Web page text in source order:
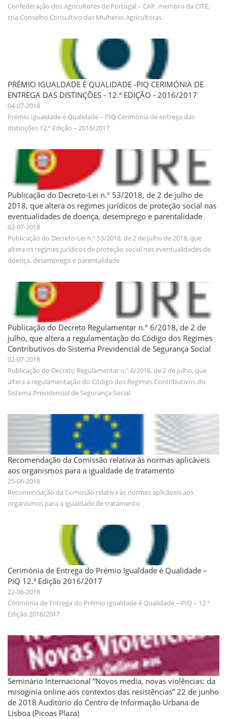
Confederação dos Agricultores de Portugal – CAP, membro da CITE,
cria Conselho Consultivo das Mulheres Agricultoras
PRÉMIO IGUALDADE É QUALIDADE -PIQ CERIMÓNIA DE
ENTREGA DAS DISTINÇÕES - 12.ª EDIÇÃO - 2016/2017
04-07-2018
Prémio Igualdade é Qualidade – PIQ Cerimónia de entrega das
distinções 12.ª Edição – 2016/2017
Publicação do Decreto-Lei n.º 53/2018, de 2 de julho de
2018, que altera os regimes jurídicos de proteção social nas
eventualidades de doença, desemprego e parentalidade
02-07-2018
Publicação do Decreto-Lei n.º 53/2018, de 2 de julho de 2018, que
altera os regimes jurídicos de proteção social nas eventualidades de
doença, desemprego e parentalidade
Publicação do Decreto Regulamentar n.º 6/2018, de 2 de
julho, que altera a regulamentação do Código dos Regimes
Contributivos do Sistema Previdencial de Segurança Social
02-07-2018
Publicação do Decreto Regulamentar n.º 6/2018, de 2 de julho, que
altera a regulamentação do Código dos Regimes Contributivos do
Sistema Previdencial de Segurança Social
Recomendação da Comissão relativa às normas aplicáveis
aos organismos para a igualdade de tratamento
25-06-2018
Recomendação da Comissão relativa às normas aplicáveis aos
organismos para a igualdade de tratamento
Cerimónia de Entrega do Prémio Igualdade é Qualidade –
PIQ 12.ª Edição 2016/2017
22-06-2018
Cerimónia de Entrega do Prémio Igualdade é Qualidade – PIQ – 12.ª
Edição 2016/2017
Seminário Internacional “Novos media, novas violências: da
misoginia online aos contextos das resistências” 22 de junho
de 2018 Auditório do Centro de Informação Urbana de
Lisboa (Picoas Plaza)